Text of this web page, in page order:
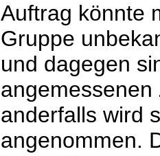
Auftrag könnte
Gruppe
und dagegen
anderfalls wird
angenommen.